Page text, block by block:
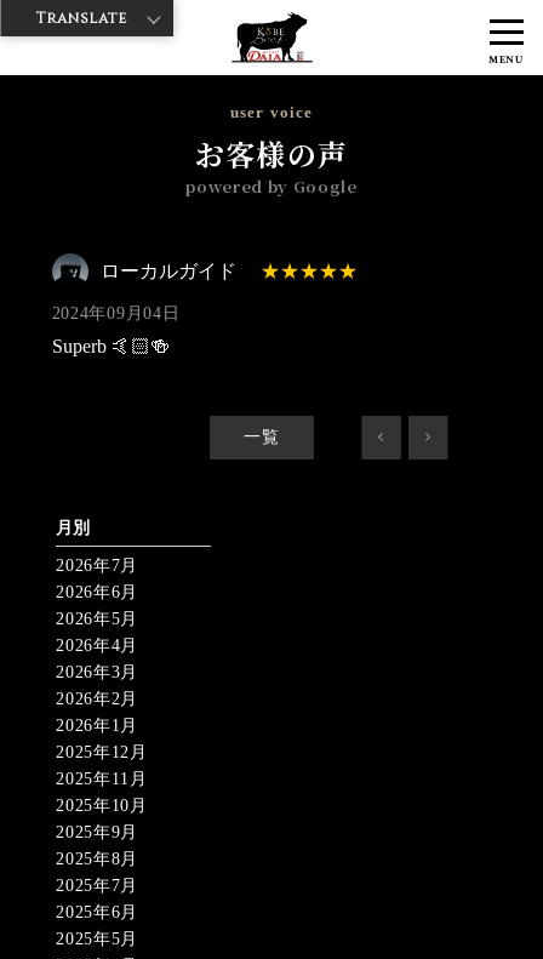
MENU
神戸牛ダイヤ > 神戸牛ダイア 雷門東店
ローカル
user voice
お客様の声
powered by Google
ローカルガイド
2024年09月04日
Superb 🤙🏻🍻
一覧 < >
月別
2026年7月
2026年6月
2026年5月
2026年4月
2026年3月
2026年2月
2026年1月
2025年12月
2025年11月
2025年10月
2025年9月
2025年8月
2025年7月
2025年6月
2025年5月
Translate